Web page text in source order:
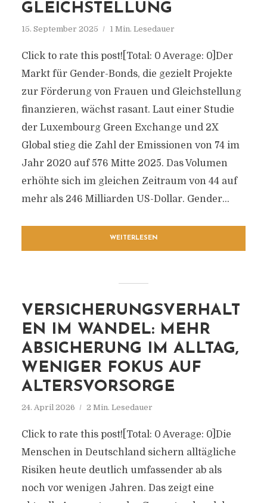
GLEICHSTELLUNG
15. September 2025 1 Min. Lesedauer
Click to rate this post![Total: 0 Average: 0]Der
Markt für Gender-Bonds, die gezielt Projekte
zur Förderung von Frauen und Gleichstellung
finanzieren, wächst rasant. Laut einer Studie
der Luxembourg Green Exchange und 2X
Global stieg die Zahl der Emissionen von 74 im
Jahr 2020 auf 576 Mitte 2025. Das Volumen
erhöhte sich im gleichen Zeitraum von 44 auf
mehr als 246 Milliarden US-Dollar. Gender...
WEITERLESEN
VERSICHERUNGSVERHALT
EN IM WANDEL: MEHR
ABSICHERUNG IM ALLTAG,
WENIGER FOKUS AUF
ALTERSVORSORGE
24. April 2026 2 Min. Lesedauer
Click to rate this post![Total: 0 Average: 0]Die
Menschen in Deutschland sichern alltägliche
Risiken heute deutlich umfassender ab als
noch vor wenigen Jahren. Das zeigt eine